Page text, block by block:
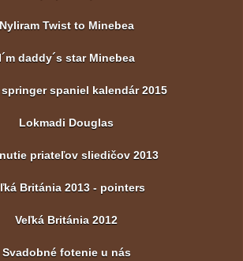
Nyliram Twist to Minebea
I´m daddy´s star Minebea
spaniel kalendár 2015
Lokmadi Douglas
priateľov sliedičov 2013
Británia 2013 - pointers
Veľká Británia 2012
Svadobné fotenie u nás